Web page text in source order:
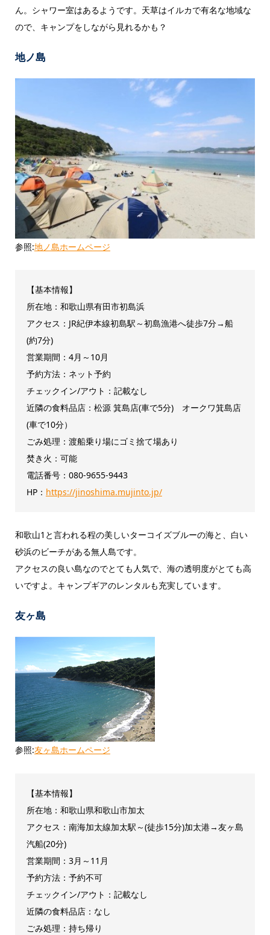
ん。シャワー室はあるようです。天草はイルカで有名な地域な
ので、キャンプをしながら見れるかも？
地ノ島
参照:地ノ島ホームページ
【基本情報】
所在地：和歌山県有田市初島浜
アクセス：JR紀伊本線初島駅～初島漁港へ徒歩7分→船
(約7分)
営業期間：4月～10月
予約方法：ネット予約
チェックイン/アウト：記載なし
近隣の食料品店：松源 箕島店(車で5分) オークワ箕島店
(車で10分）
ごみ処理：渡船乗り場にゴミ捨て場あり
焚き火：可能
電話番号：080‐9655‐9443
HP： https://jinoshima.mujinto.jp/
和歌山1と言われる程の美しいターコイズブルーの海と、白い
砂浜のビーチがある無人島です。
アクセスの良い島なのでとても人気で、海の透明度がとても高
いですよ。キャンプギアのレンタルも充実しています。
友ヶ島
参照:友ヶ島ホームページ
【基本情報】
所在地：和歌山県和歌山市加太
アクセス：南海加太線加太駅～(徒歩15分)加太港→友ヶ島
汽船(20分)
営業期間：3月～11月
予約方法：予約不可
チェックイン/アウト：記載なし
近隣の食料品店：なし
ごみ処理：持ち帰り